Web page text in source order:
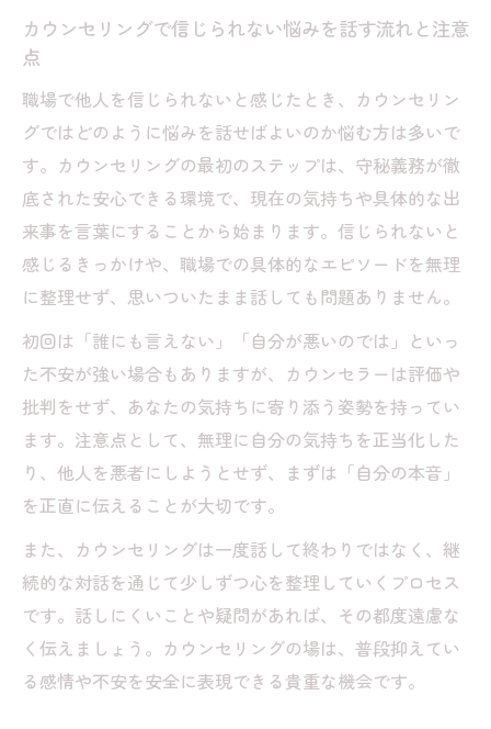
カウンセリングで信じられない悩みを話す流れと注意
点
職場で他人を信じられないと感じたとき、カウンセリン
グではどのように悩みを話せばよいのか悩む方は多いで
す。カウンセリングの最初のステップは、守秘義務が徹
底された安心できる環境で、現在の気持ちや具体的な出
来事を言葉にすることから始まります。信じられないと
感じるきっかけや、職場での具体的なエピソードを無理
に整理せず、思いついたまま話しても問題ありません。
初回は「誰にも言えない」「自分が悪いのでは」といっ
た不安が強い場合もありますが、カウンセラーは評価や
批判をせず、あなたの気持ちに寄り添う姿勢を持ってい
ます。注意点として、無理に自分の気持ちを正当化した
り、他人を悪者にしようとせず、まずは「自分の本音」
を正直に伝えることが大切です。
また、カウンセリングは一度話して終わりではなく、継
続的な対話を通じて少しずつ心を整理していくプロセス
です。話しにくいことや疑問があれば、その都度遠慮な
く伝えましょう。カウンセリングの場は、普段抑えてい
る感情や不安を安全に表現できる貴重な機会です。